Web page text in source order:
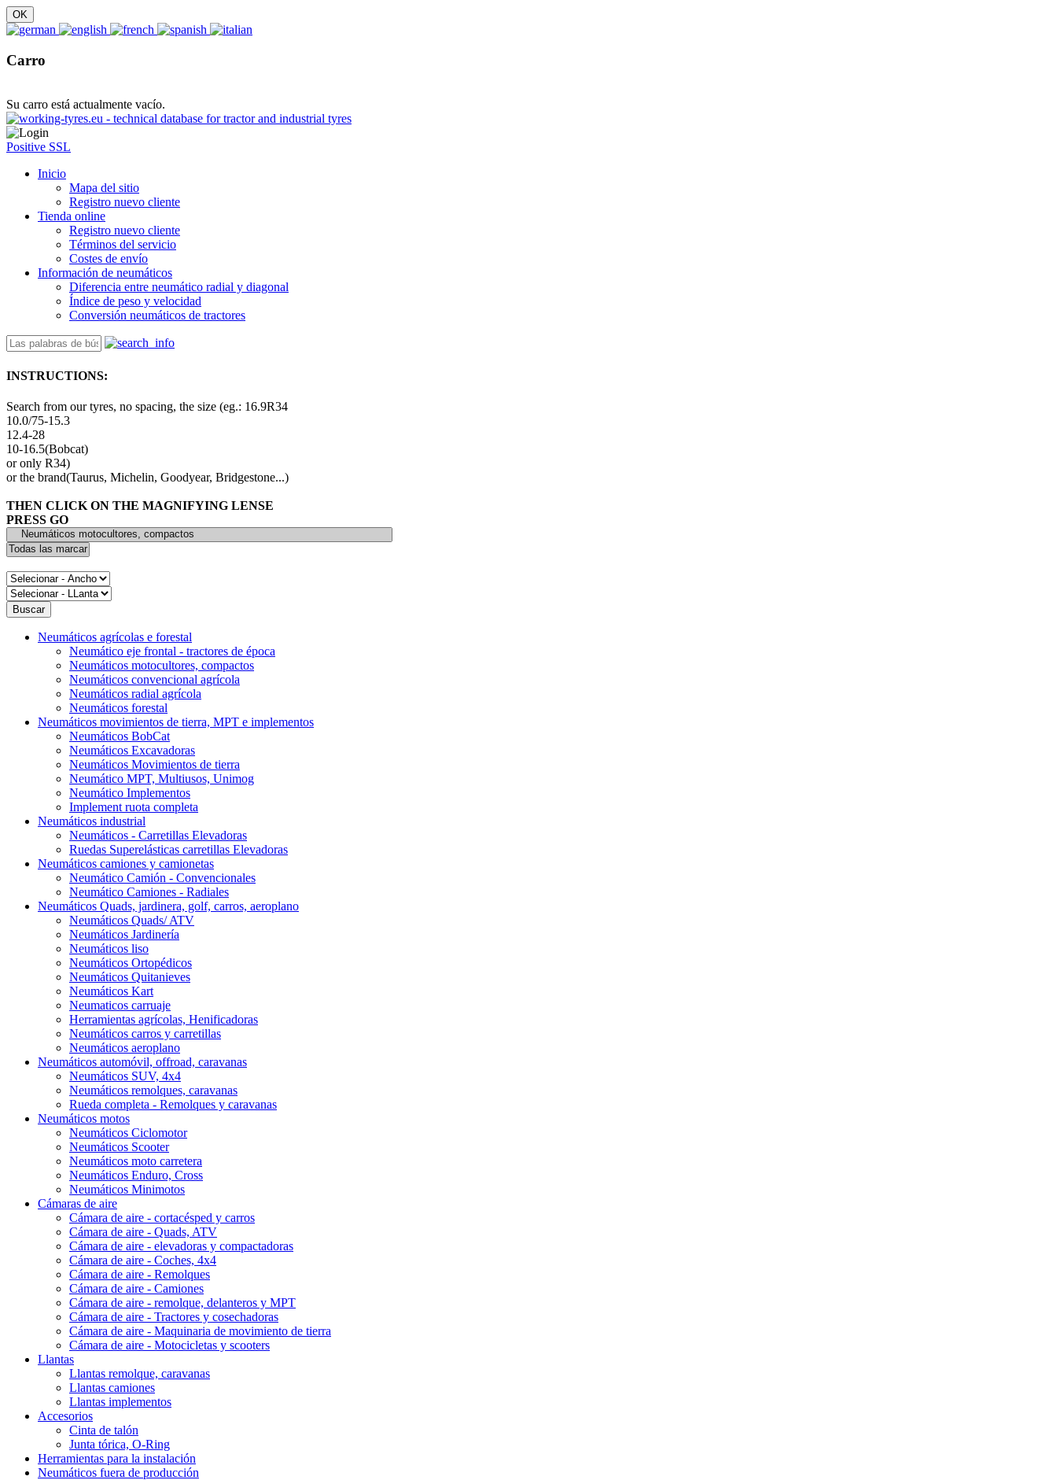
Carro
Su carro está actualmente vacío.
Positive SSL
Inicio
Mapa del sitio
Registro nuevo cliente
Tienda online
Registro nuevo cliente
Términos del servicio
Costes de envío
Información de neumáticos
Diferencia entre neumático radial y diagonal
Índice de peso y velocidad
Conversión neumáticos de tractores
INSTRUCTIONS:
Search from our tyres, no spacing, the size (eg.: 16.9R34
10.0/75-15.3
12.4-28
10-16.5(Bobcat)
or only R34)
or the brand(Taurus, Michelin, Goodyear, Bridgestone...)
THEN CLICK ON THE MAGNIFYING LENSE
PRESS GO
Neumáticos agrícolas e forestal
Neumático eje frontal - tractores de época
Neumáticos motocultores, compactos
Neumáticos convencional agrícola
Neumáticos radial agrícola
Neumáticos forestal
Neumáticos movimientos de tierra, MPT e implementos
Neumáticos BobCat
Neumáticos Excavadoras
Neumáticos Movimientos de tierra
Neumático MPT, Multiusos, Unimog
Neumático Implementos
Implement ruota completa
Neumáticos industrial
Neumáticos - Carretillas Elevadoras
Ruedas Superelásticas carretillas Elevadoras
Neumáticos camiones y camionetas
Neumático Camión - Convencionales
Neumático Camiones - Radiales
Neumáticos Quads, jardinera, golf, carros, aeroplano
Neumáticos Quads/ ATV
Neumáticos Jardinería
Neumáticos liso
Neumáticos Ortopédicos
Neumáticos Quitanieves
Neumáticos Kart
Neumaticos carruaje
Herramientas agrícolas, Henificadoras
Neumáticos carros y carretillas
Neumáticos aeroplano
Neumáticos automóvil, offroad, caravanas
Neumáticos SUV, 4x4
Neumáticos remolques, caravanas
Rueda completa - Remolques y caravanas
Neumáticos motos
Neumáticos Ciclomotor
Neumáticos Scooter
Neumáticos moto carretera
Neumáticos Enduro, Cross
Neumáticos Minimotos
Cámaras de aire
Cámara de aire - cortacésped y carros
Cámara de aire - Quads, ATV
Cámara de aire - elevadoras y compactadoras
Cámara de aire - Coches, 4x4
Cámara de aire - Remolques
Cámara de aire - Camiones
Cámara de aire - remolque, delanteros y MPT
Cámara de aire - Tractores y cosechadoras
Cámara de aire - Maquinaria de movimiento de tierra
Cámara de aire - Motocicletas y scooters
Llantas
Llantas remolque, caravanas
Llantas camiones
Llantas implementos
Accesorios
Cinta de talón
Junta tórica, O-Ring
Herramientas para la instalación
Neumáticos fuera de producción